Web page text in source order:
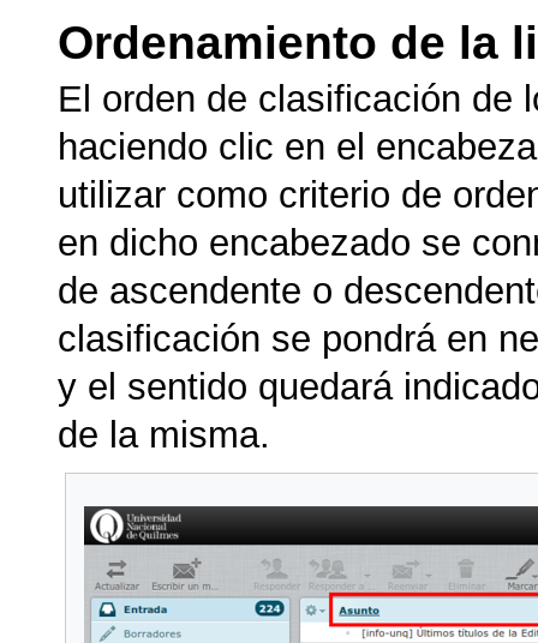
Ordenamiento de la
El orden de clasificación de
haciendo clic en el
utilizar como criterio de
en dicho encabezado se
de ascendente o
clasificación se pondrá en
y el sentido quedará
de la misma.